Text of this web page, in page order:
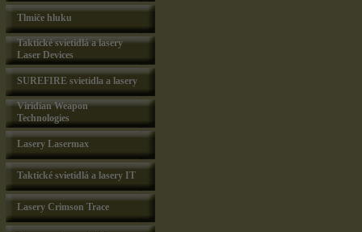
Tlmiče hluku
Taktické svietidlá a lasery
Laser Devices
SUREFIRE svietidla a lasery
Viridian Weapon
Technologies
Lasery Lasermax
Taktické svietidlá a lasery IT
Lasery Crimson Trace